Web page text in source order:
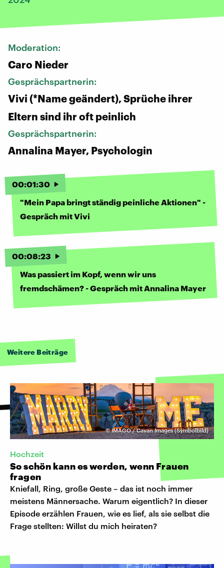
Moderation:
Caro Nieder
Gesprächspartnerin:
Vivi (*Name geändert), Sprüche ihrer
Eltern sind ihr oft peinlich
Gesprächspartnerin:
Annalina Mayer, Psychologin
00:01:30
"Mein Papa bringt ständig peinliche Aktionen" -
Gespräch mit Vivi
00:08:23
Was passiert im Kopf, wenn wir uns
fremdschämen? - Gespräch mit Annalina Mayer
Weitere Beiträge
©IMAGO / Cavan Images (Symbolbild)
Hochzeit
So schön kann es werden, wenn Frauen
fragen
Kniefall, Ring, große Geste – das ist noch immer
meistens Männersache. Warum eigentlich? In dieser
Episode erzählen Frauen, wie es lief, als sie selbst die
Frage stellten: Willst du mich heiraten?